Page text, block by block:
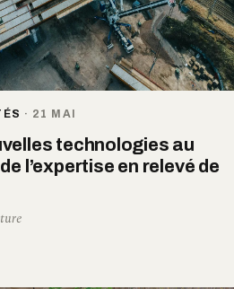
· 21 MAI
technologies au
l’expertise en relevé de